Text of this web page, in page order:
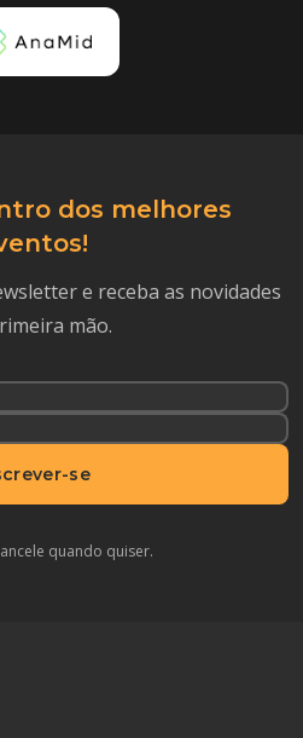
dos melhores
e receba as novidades
mão.
se
quando quiser.